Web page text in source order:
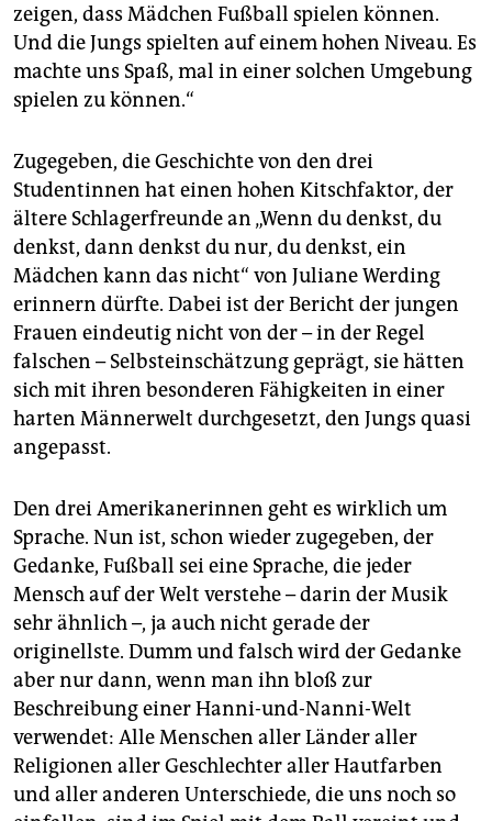
zeigen, dass Mädchen Fußball spielen können.
Und die Jungs spielten auf einem hohen Niveau. Es
machte uns Spaß, mal in einer solchen Umgebung
spielen zu können.“
Zugegeben, die Geschichte von den drei
Studentinnen hat einen hohen Kitschfaktor, der
ältere Schlagerfreunde an „Wenn du denkst, du
denkst, dann denkst du nur, du denkst, ein
Mädchen kann das nicht“ von Juliane Werding
erinnern dürfte. Dabei ist der Bericht der jungen
Frauen eindeutig nicht von der – in der Regel
falschen – Selbsteinschätzung geprägt, sie hätten
sich mit ihren besonderen Fähigkeiten in einer
harten Männerwelt durchgesetzt, den Jungs quasi
angepasst.
Den drei Amerikanerinnen geht es wirklich um
Sprache. Nun ist, schon wieder zugegeben, der
Gedanke, Fußball sei eine Sprache, die jeder
Mensch auf der Welt verstehe – darin der Musik
sehr ähnlich –, ja auch nicht gerade der
originellste. Dumm und falsch wird der Gedanke
aber nur dann, wenn man ihn bloß zur
Beschreibung einer Hanni-und-Nanni-Welt
verwendet: Alle Menschen aller Länder aller
Religionen aller Geschlechter aller Hautfarben
und aller anderen Unterschiede, die uns noch so